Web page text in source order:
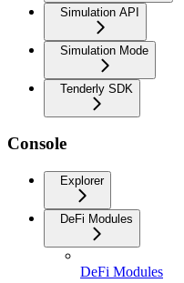
Simulation API
Simulation Mode
Tenderly SDK
Console
Explorer
DeFi Modules
DeFi Modules